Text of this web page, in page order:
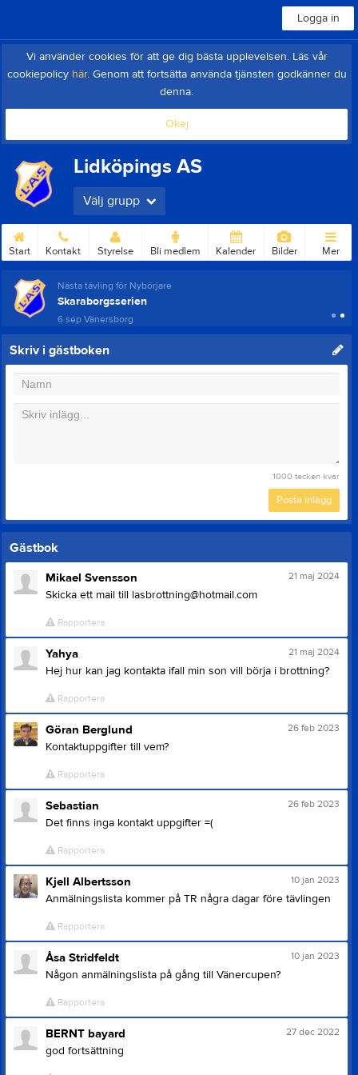
Logga in
Vi använder cookies för att ge dig bästa upplevelsen. Läs vår
cookiepolicy här. Genom att fortsätta använda tjänsten godkänner du
denna.
Okej
Lidköpings AS
Välj grupp
Start Kontakt Styrelse Bli medlem Kalender Bilder Mer
Nästa tävling för Nybörjare
Skaraborgsserien
6 sepVänersborg
Skriv i gästboken
1000 tecken kvar
Posta inlägg
Gästbok
21 maj 2024
Mikael Svensson
Skicka ett mail till lasbrottning@hotmail.com
Rapportera
21 maj 2024
Yahya
Hej hur kan jag kontakta ifall min son vill börja i brottning?
Rapportera
26 feb 2023
Göran Berglund
Kontaktuppgifter till vem?
Rapportera
26 feb 2023
Sebastian
Det finns inga kontakt uppgifter =(
Rapportera
10 jan 2023
Kjell Albertsson
Anmälningslista kommer på TR några dagar före tävlingen
Rapportera
10 jan 2023
Åsa Stridfeldt
Någon anmälningslista på gång till Vänercupen?
Rapportera
27 dec 2022
BERNT bayard
god fortsättning